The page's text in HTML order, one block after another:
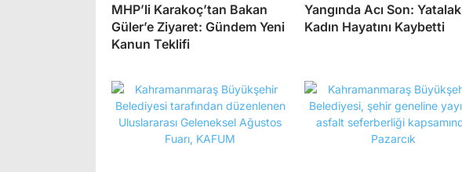
MHP’li Karakoç’tan Bakan
Güler’e Ziyaret: Gündem Yeni
Kanun Teklifi
Yangında Acı Son: Yatalak
Kadın Hayatını Kaybetti